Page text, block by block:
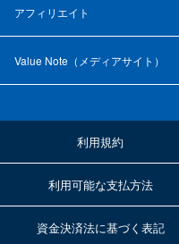
アフィリエイト
Value Note（ メディアサイト ）
利用規約
利用可能な支払方法
資金決済法に基づく表記